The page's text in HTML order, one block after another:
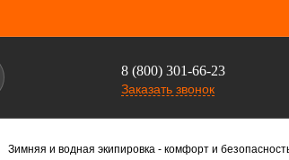
8 (800) 301-66-23
Заказать звонок
Зимняя и водная экипировка - комфорт и